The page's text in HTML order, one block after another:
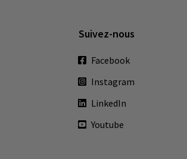
Suivez-nous
Facebook
Instagram
LinkedIn
Youtube